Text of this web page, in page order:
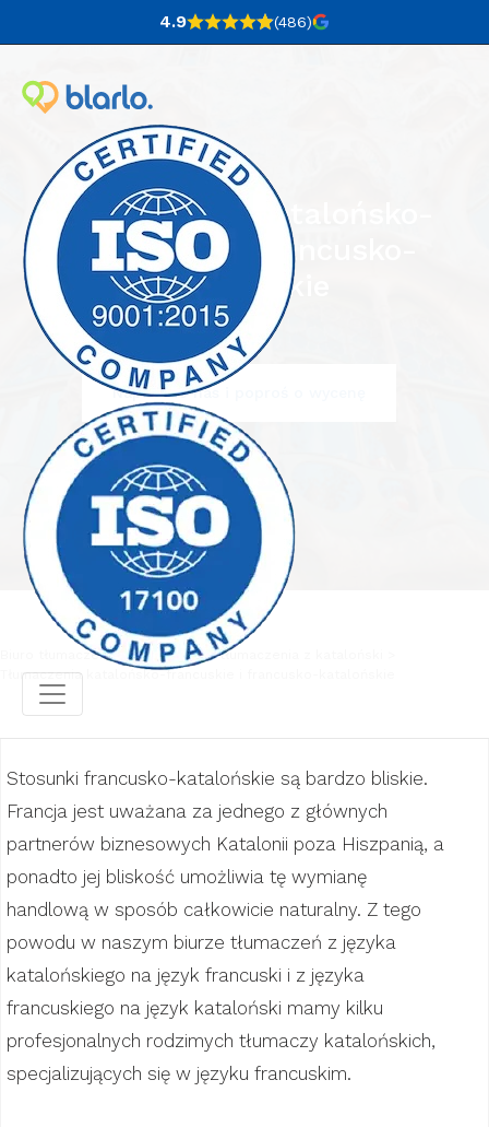
4.9 (486)
Tłumaczenia katalońsko-
francuskie i francusko-
katalońskie
Napisz do nas i poproś o wycenę
Biuro tłumaczeń
Profesjonalne tłumaczenia z kataloński
Tłumaczenia katalońsko-francuskie i francusko-katalońskie
Stosunki francusko-katalońskie są bardzo bliskie.
Francja jest uważana za jednego z głównych
partnerów biznesowych Katalonii poza Hiszpanią, a
ponadto jej bliskość umożliwia tę wymianę
handlową w sposób całkowicie naturalny. Z tego
powodu w naszym biurze tłumaczeń z języka
katalońskiego na język francuski i z języka
francuskiego na język kataloński mamy kilku
profesjonalnych rodzimych tłumaczy katalońskich,
specjalizujących się w języku francuskim.